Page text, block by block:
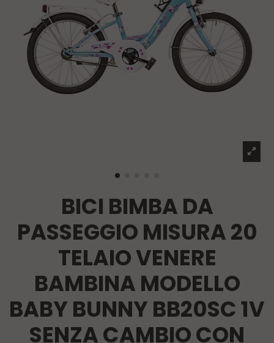
BICI BIMBA DA
PASSEGGIO MISURA 20
TELAIO VENERE
BAMBINA MODELLO
BABY BUNNY BB20SC 1V
SENZA CAMBIO CON